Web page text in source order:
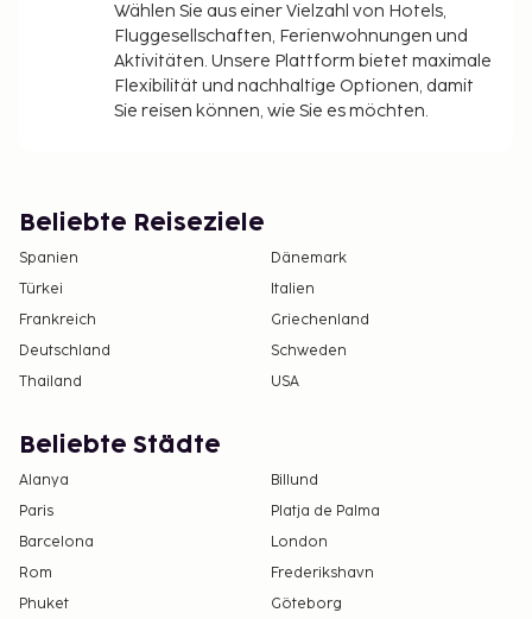
Wählen Sie aus einer Vielzahl von Hotels,
Fluggesellschaften, Ferienwohnungen und
Aktivitäten. Unsere Plattform bietet maximale
Flexibilität und nachhaltige Optionen, damit
Sie reisen können, wie Sie es möchten.
Beliebte Reiseziele
Spanien
Dänemark
Türkei
Italien
Frankreich
Griechenland
Deutschland
Schweden
Thailand
USA
Beliebte Städte
Alanya
Billund
Paris
Platja de Palma
Barcelona
London
Rom
Frederikshavn
Phuket
Göteborg